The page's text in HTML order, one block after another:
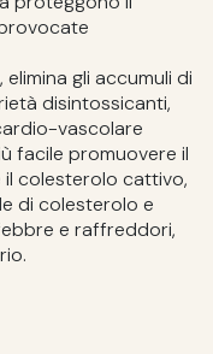
gli accumuli di
disintossicanti,
vascolare
facile promuovere il
il colesterolo cattivo,
di colesterolo e
e raffreddori,